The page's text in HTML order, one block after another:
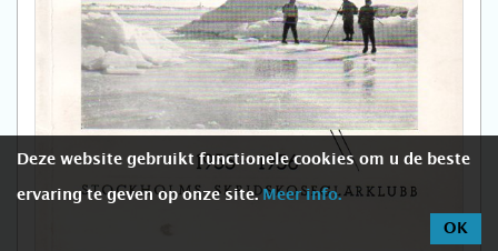
Deze website gebruikt functionele cookies om u de beste
ervaring te geven op onze site. Meer info.
OK